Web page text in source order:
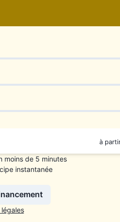
le numéro”. Pour réserver
à
moins de 5 minutes
instantanée